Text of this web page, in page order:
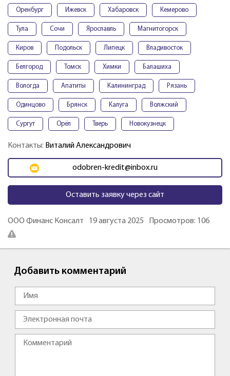
Оренбург Ижевск Хабаровск Кемерово
Тула Сочи Ярославль Магнитогорск
Киров Подольск Липецк Владивосток
Белгород Томск Химки Балашиха
Вологда Апатиты Калининград Рязань
Одинцово Брянск Калуга Волжский
Сургут Орёл Тверь Новокузнецк
Контакты: Виталий Александрович
odobren-kredit@inbox.ru
Оставить заявку через сайт
ООО Финанс Консалт 19 августа 2025 Просмотров: 106
Добавить комментарий